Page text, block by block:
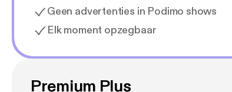
Geen advertenties in Podimo shows
Elk moment opzegbaar
Premium Plus